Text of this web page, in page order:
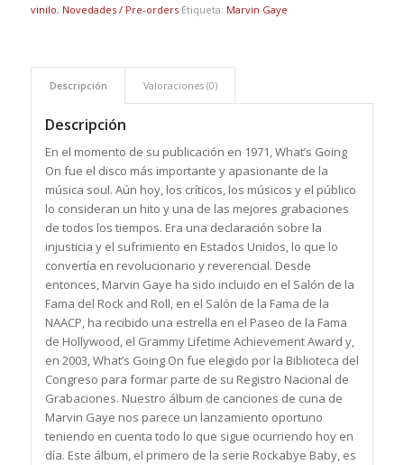
vinilo, Novedades / Pre-orders Etiqueta: Marvin Gaye
Descripción Valoraciones (0)
Descripción
En el momento de su publicación en 1971, What’s Going
On fue el disco más importante y apasionante de la
música soul. Aún hoy, los críticos, los músicos y el público
lo consideran un hito y una de las mejores grabaciones
de todos los tiempos. Era una declaración sobre la
injusticia y el sufrimiento en Estados Unidos, lo que lo
convertía en revolucionario y reverencial. Desde
entonces, Marvin Gaye ha sido incluido en el Salón de la
Fama del Rock and Roll, en el Salón de la Fama de la
NAACP, ha recibido una estrella en el Paseo de la Fama
de Hollywood, el Grammy Lifetime Achievement Award y,
en 2003, What’s Going On fue elegido por la Biblioteca del
Congreso para formar parte de su Registro Nacional de
Grabaciones. Nuestro álbum de canciones de cuna de
Marvin Gaye nos parece un lanzamiento oportuno
teniendo en cuenta todo lo que sigue ocurriendo hoy en
día. Este álbum, el primero de la serie Rockabye Baby, es